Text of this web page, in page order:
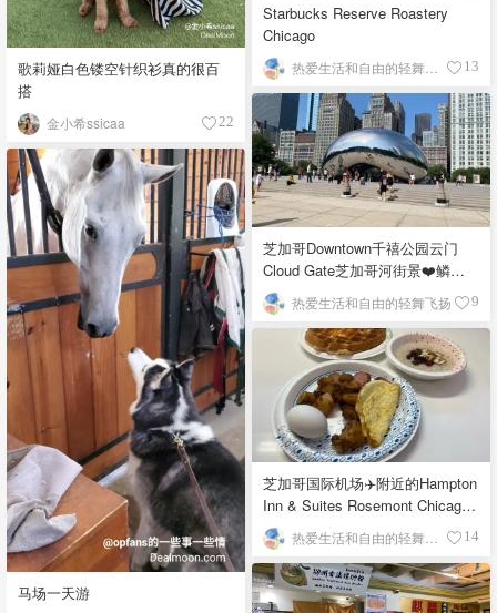
歌莉娅白色镂空针织衫真的很百
搭
金小希ssicaa 22
Starbucks Reserve Roastery
Chicago
13
芝加哥Downtown千禧公园云门
Cloud Gate芝加哥河街景❤️鳞次
栉比的高楼
热爱生活和自由的轻舞飞扬 9
马场一天游
芝加哥国际机场✈️附近的Hampton
Inn & Suites Rosemont Chicago
O'Hare自助早餐
14